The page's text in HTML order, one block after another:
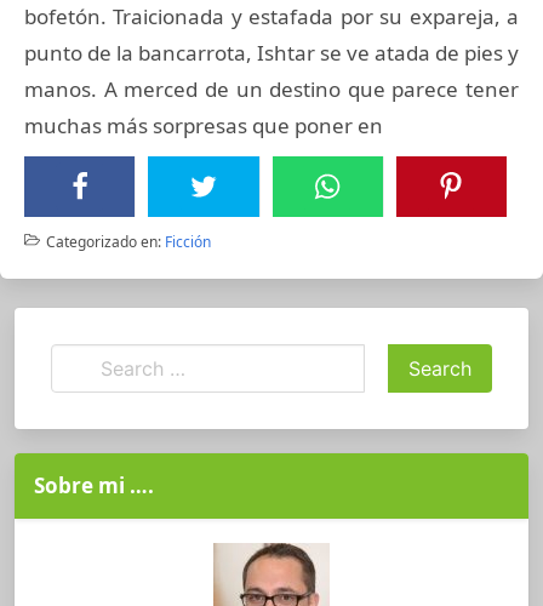
bofetón. Traicionada y estafada por su expareja, a
punto de la bancarrota, Ishtar se ve atada de pies y
manos. A merced de un destino que parece tener
muchas más sorpresas que poner en
Categorizado en: Ficción
Sobre mi ….